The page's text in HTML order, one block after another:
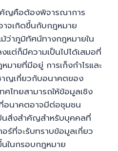
คัญคือต้องพิจารณาการ
จเกิดขึ้นกับกฎหมาย
ม้ว่าภูมิทัศน์ทางกฎหมายใน
แต่ก็มีความเป็นไปได้เสมอที่
มายที่มีอยู่ การเก็งกำไรและ
าญเกี่ยวกับอนาคตของ
ศไทยสามารถให้ข้อมูลเชิง
นาคตอาจมีต่อชุมชน
นสิ่งสำคัญสำหรับบุคคลที่
ร์ที่จะรับทราบข้อมูลเกี่ยว
ในกรอบกฎหมาย